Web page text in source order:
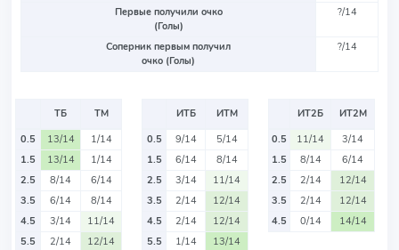
Первые получили очко
(Голы)
?/14
Соперник первым получил
очко (Голы)
?/14
ТБ
ТМ
0.5
13/14
1/14
1.5
13/14
1/14
2.5
8/14
6/14
3.5
6/14
8/14
4.5
3/14
11/14
5.5
2/14
12/14
ИТБ
ИТМ
0.5
9/14
5/14
1.5
6/14
8/14
2.5
3/14
11/14
3.5
2/14
12/14
4.5
2/14
12/14
5.5
1/14
13/14
ИТ2Б
ИТ2М
0.5
11/14
3/14
1.5
8/14
6/14
2.5
2/14
12/14
3.5
2/14
12/14
4.5
0/14 14/14